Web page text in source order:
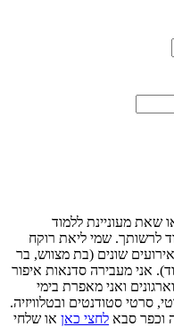
שאת מעוניינת ללמוד
לרשותך. שמי ליאת רוקח
שונים (בת מצווש, בר
אני מעבירה סדנאות איפור
ואני מאפרת בימי
סרטי סטודנטים ובטלוויזיה.
וכפר סבא לחצי כאן או שלחי